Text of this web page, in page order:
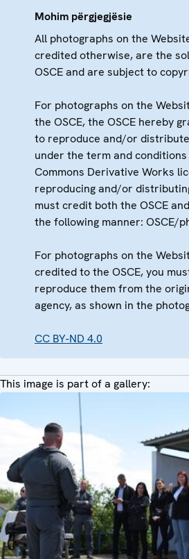
Mohim përgjegjësie
All photographs on the
credited otherwise, are the
OSCE and are subject to
For photographs on the
the OSCE, the OSCE hereby
to reproduce and/or
under the term and
Commons Derivative Works
reproducing and/or
must credit both the OSCE
the following manner: OSCE/
For photographs on the
credited to the OSCE, you
reproduce them from the
agency, as shown in the
CC BY-ND 4.0
This image is part of a gallery: